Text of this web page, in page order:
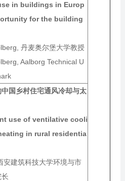
in buildings in Europ
for the building
丹麦奥尔堡大学教授
Aalborg Technical U
中国乡村住宅通风冷却与太
use of ventilative cooli
in rural residentia
安建筑科技大学环境与市